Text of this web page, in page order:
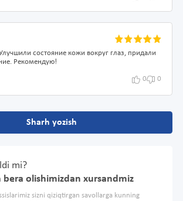
состояние кожи вокруг глаз, придали
Рекомендую!
0 0
Sharh yozish
mi?
bera olishimizdan xursandmiz
sizni qiziqtirgan savollarga kunning